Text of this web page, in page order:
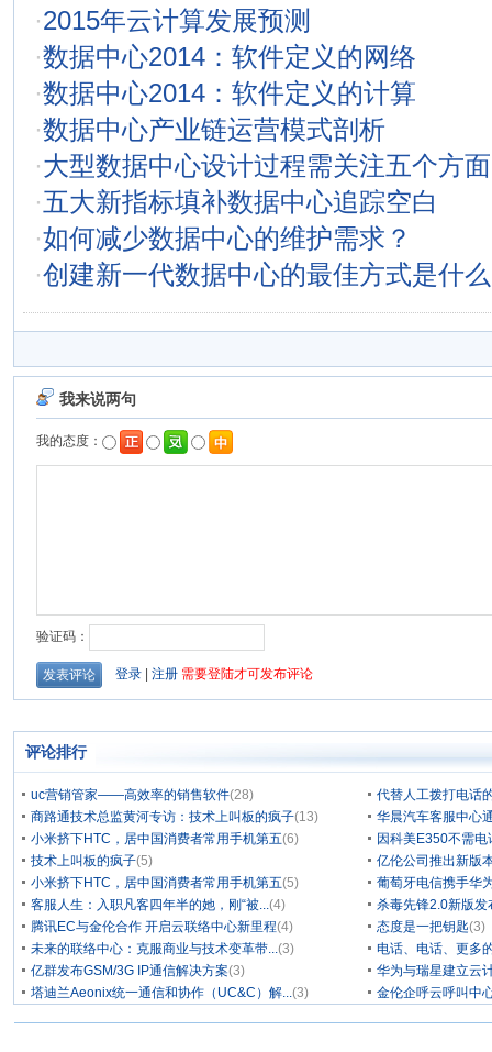
·2015年云计算发展预测
·数据中心2014：软件定义的网络
·数据中心2014：软件定义的计算
·数据中心产业链运营模式剖析
·大型数据中心设计过程需关注五个方面
·五大新指标填补数据中心追踪空白
·如何减少数据中心的维护需求？
·创建新一代数据中心的最佳方式是什
评论排行
uc营销管家——高效率的销售软件(28)
代替人工拨打电话
商路通技术总监黄河专访：技术上叫板的疯子(13)
华晨汽车客服中心
小米挤下HTC，居中国消费者常用手机第五(6)
因科美E350不需
技术上叫板的疯子(5)
亿伦公司推出新版
小米挤下HTC，居中国消费者常用手机第五(5)
葡萄牙电信携手华
客服人生：入职凡客四年半的她，刚“被...(4)
杀毒先锋2.0新版发
腾讯EC与金伦合作 开启云联络中心新里程(4) 态度是一把钥匙(3)
未来的联络中心：克服商业与技术变革带...(3)
电话、电话、更多
亿群发布GSM/3G IP通信解决方案(3)
华为与瑞星建立云
塔迪兰Aeonix统一通信和协作（UC&C）解...(3) 金伦企呼云呼叫中